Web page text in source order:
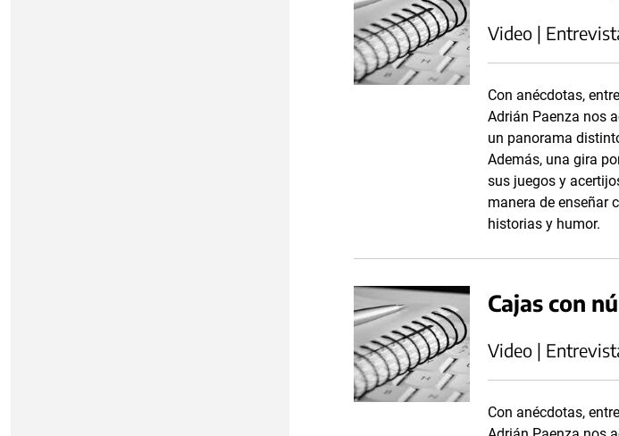
Video |
Con anécdotas,
Adrián Paenza nos
un panorama
Además, una gira
sus juegos y
manera de enseñar
historias y humor.
Cajas con
Video |
Con anécdotas,